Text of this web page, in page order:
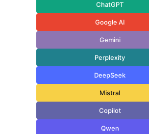
ChatGPT
Google AI
Gemini
Perplexity
DeepSeek
Mistral
Copilot
Qwen